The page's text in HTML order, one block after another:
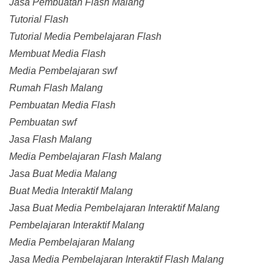
Jasa Pembuatan Flash Malang
Tutorial Flash
Tutorial Media Pembelajaran Flash
Membuat Media Flash
Media Pembelajaran swf
Rumah Flash Malang
Pembuatan Media Flash
Pembuatan swf
Jasa Flash Malang
Media Pembelajaran Flash Malang
Jasa Buat Media Malang
Buat Media Interaktif Malang
Jasa Buat Media Pembelajaran Interaktif Malang
Pembelajaran Interaktif Malang
Media Pembelajaran Malang
Jasa Media Pembelajaran Interaktif Flash Malang